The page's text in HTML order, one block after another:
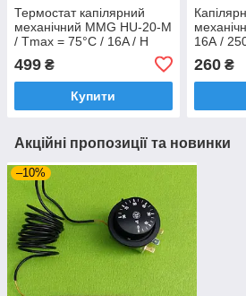
Термостат капілярний
механічний MMG HU-20-M
/ Tmax = 75°С / 16A / H
Lзаг=110см (2 контакти)
Угорщина
499 ₴
Купити
16А /
260₴
Акційні пропозиції та новинки
–10%